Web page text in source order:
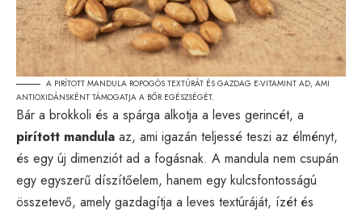
A PIRÍTOTT MANDULA ROPOGÓS TEXTÚRÁT ÉS GAZDAG E-VITAMINT AD, AMI
ANTIOXIDÁNSKÉNT TÁMOGATJA A BŐR EGÉSZSÉGÉT.
Bár a brokkoli és a spárga alkotja a leves gerincét, a
pirított mandula az, ami igazán teljessé teszi az élményt,
és egy új dimenziót ad a fogásnak. A mandula nem csupán
egy egyszerű díszítőelem, hanem egy kulcsfontosságú
összetevő, amely gazdagítja a leves textúráját, ízét és